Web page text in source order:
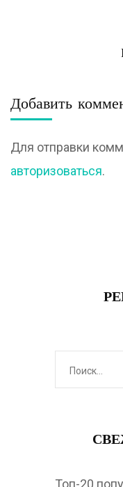
Добавить
Для отправки
авторизоваться.
Найти:
Топ-20